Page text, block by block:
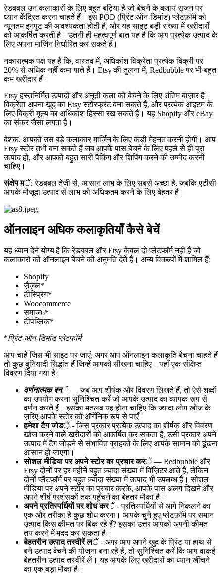
रेडबबल उन कलाकारों के लिए बहुत बढ़िया है जो बेचने के बजाय सृजन पर
ध्यान केंद्रित करना चाहते हैं। इस POD (प्रिंट-ऑन-डिमांड) प्लेटफ़ॉर्म को
न्यूनतम इनपुट की आवश्यकता होती है, और यह साइट बड़ी संख्या में खरीदारों
को आकर्षित करती है। उतनी ही महत्वपूर्ण बात यह है कि आप प्रत्येक उत्पाद के
लिए अपना मार्जिन निर्धारित कर सकते हैं।
नकारात्मक पक्ष यह है कि, वास्तव में, अधिकांश विक्रेता प्रत्येक बिक्री पर
20% से अधिक नहीं कमा पाते हैं। Etsy की तुलना में, Redbubble पर भी बहुत
कम खरीदार हैं।
Etsy हस्तनिर्मित उत्पादों और अनूठी कला को बेचने के लिए अंतिम बाज़ार है।
विक्रेता अपना खुद का Etsy स्टोरफ्रंट बना सकते हैं, और प्रत्येक आइटम के
लिए बिक्री मूल्य का अधिकांश हिस्सा रख सकते हैं। यह Shopify और eBay
का संकर जैसा लगता है।
बेशक, आपको उस बड़े कलाकार मार्जिन के लिए कड़ी मेहनत करनी होगी। आप
Etsy स्टोर तभी बना सकते हैं जब आपके पास बेचने के लिए पहले से ही पूरा
उत्पाद हो, और आपको बहुत सारी पैकिंग और शिपिंग करने की उम्मीद करनी
चाहिए।
संक्षेप में: रेडबबल तेजी से, आसान लाभ के लिए सबसे अच्छा है, जबकि एटीसी
आपके मौजूदा उत्पाद से लाभ को अधिकतम करने के लिए बेहतर है।
ऑनलाइन अधिक कलाकृतियाँ कैसे बेचें
यह ध्यान देने योग्य है कि रेडबबल और Etsy केवल दो प्लेटफ़ॉर्म नहीं हैं जो
कलाकारों को ऑनलाइन बेचने की अनुमति देते हैं। अन्य विकल्पों में शामिल हैं:
Shopify
ज़ैज़ल*
टीस्प्रिंग*
Woocommerce
समाज6*
टीपब्लिक*
*प्रिंट-ऑन-डिमांड प्लेटफॉर्म
आप चाहे जिस भी साइट पर जाएं, अगर आप ऑनलाइन कलाकृति बेचना चाहते हैं
तो कुछ बुनियादी सिद्धांत हैं जिन्हें आपको सीखना चाहिए। यहाँ एक संक्षिप्त
विवरण दिया गया है:
वर्णनात्मक बनें — जब आप शीर्षक और विवरण लिखते हैं, तो ऐसे शब्दों
का उपयोग करना सुनिश्चित करें जो आपके उत्पाद का व्यापक रूप से
वर्णन करते हैं। इसका मतलब यह होना चाहिए कि ज़्यादा लोग खोज के
ज़रिए आपके स्टोर को ऑर्गेनिक रूप से पाएँ।
हमेशा टैग जोड़ें - जिस प्रकार प्रत्येक उत्पाद का शीर्षक और विवरण
खोज करने वाले खरीदारों को आकर्षित कर सकता है, उसी प्रकार अपने
उत्पाद में टैग जोड़ने से संभावित ग्राहकों के लिए आपके सामान को ढूंढना
आसान हो जाएगा।
सोशल मीडिया पर अपने स्टोर का प्रचार करें — Redbubble और
Etsy दोनों पर हर महीने बहुत ज़्यादा संख्या में विज़िटर आते हैं, लेकिन
दोनों प्लैटफ़ॉर्म पर बहुत ज़्यादा संख्या में उत्पाद भी उपलब्ध हैं। सोशल
मीडिया पर अपने स्टोर का प्रचार करके, आपके पास अलग दिखने और
अपने शीर्ष प्रशंसकों तक पहुँचने का बेहतर मौका है।
अपने प्रतिस्पर्धियों पर शोध करें - प्रतिस्पर्धियों से आगे निकलने का
एक और तरीका है कुछ शोध करना। आपके चुने हुए प्लेटफ़ॉर्म पर समान
उत्पाद किस कीमत पर बिक रहे हैं? इसका उत्तर आपको अपनी कीमत
तय करने में मदद कर सकता है।
बेहतरीन उत्पाद तस्वीरें लें - अगर आप अपने खुद के प्रिंट या हाथ से
बने उत्पाद बेचने की योजना बना रहे हैं, तो सुनिश्चित करें कि आप वाकई
बेहतरीन उत्पाद तस्वीरें लें। यह आपके लिए खरीदारों का ध्यान खींचने
का एक बड़ा मौका है।